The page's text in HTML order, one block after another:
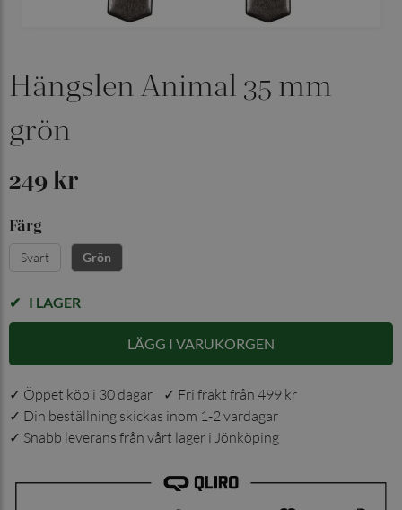
Hängslen Animal 35 mm
grön
249 kr
Färg
Svart Grön
I LAGER
LÄGG I VARUKORGEN
✓ Öppet köp i 30 dagar ✓ Fri frakt från 499 kr
✓ Din beställning skickas inom 1-2 vardagar
✓ Snabb leverans från vårt lager i Jönköping